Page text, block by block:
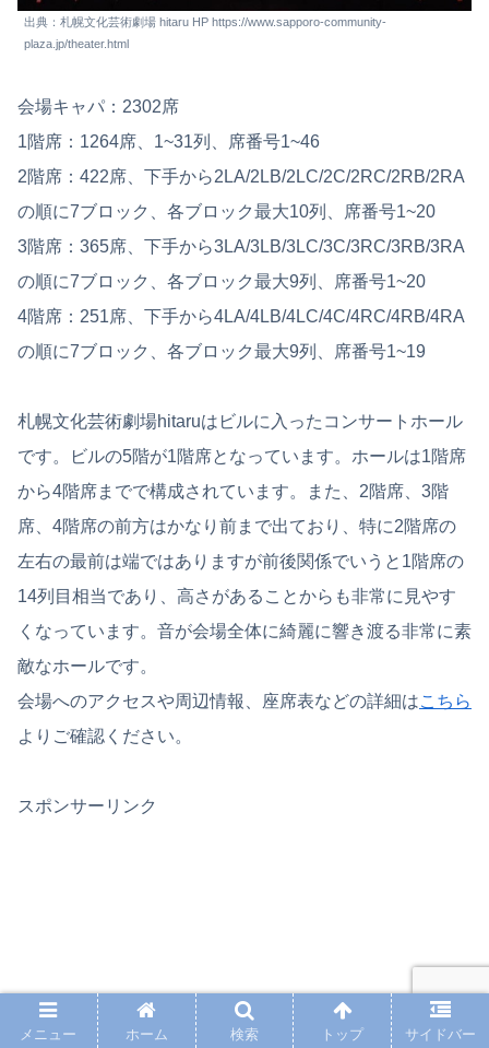
出典：札幌文化芸術劇場 hitaru HP https://www.sapporo-community-
plaza.jp/theater.html
会場キャパ：2302席
1階席：1264席、1~31列、席番号1~46
2階席：422席、下手から2LA/2LB/2LC/2C/2RC/2RB/2RA
の順に7ブロック、各ブロック最大10列、席番号1~20
3階席：365席、下手から3LA/3LB/3LC/3C/3RC/3RB/3RA
の順に7ブロック、各ブロック最大9列、席番号1~20
4階席：251席、下手から4LA/4LB/4LC/4C/4RC/4RB/4RA
の順に7ブロック、各ブロック最大9列、席番号1~19
札幌文化芸術劇場hitaruはビルに入ったコンサートホール
です。ビルの5階が1階席となっています。ホールは1階席
から4階席までで構成されています。また、2階席、3階
席、4階席の前方はかなり前まで出ており、特に2階席の
左右の最前は端ではありますが前後関係でいうと1階席の
14列目相当であり、高さがあることからも非常に見やす
くなっています。音が会場全体に綺麗に響き渡る非常に素
敵なホールです。
会場へのアクセスや周辺情報、座席表などの詳細はこちら
よりご確認ください。
スポンサーリンク
メニュー ホーム 検索 トップ サイドバー